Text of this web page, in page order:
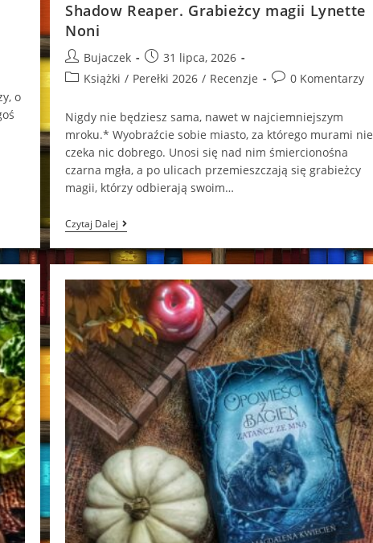
o
Shadow Reaper. Grabieżcy magii Lynette
Noni
Post
author:
Bujaczek
Post
published:
31 lipca, 2026
PostKsiążki / Perełki 2026 / Recenzje
Post0 Komentarzy
Nigdy nie będziesz sama, nawet w najciemniejszym
mroku.* Wyobraźcie sobie miasto, za którego murami nie
czeka nic dobrego. Unosi się nad nim śmiercionośna
czarna mgła, a po ulicach przemieszczają się grabieżcy
magii, którzy odbierają swoim…
Czytaj Dalej Shadow
Reaper.
Grabieżcy
Magii
Noni